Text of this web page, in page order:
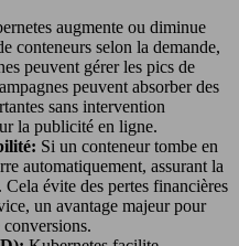
augmente ou diminue
conteneurs selon la demande,
peuvent gérer les pics de
peuvent absorber des
sans intervention
la publicité en ligne.
Si un conteneur tombe en
automatiquement, assurant la
évite des pertes financières
un avantage majeur pour